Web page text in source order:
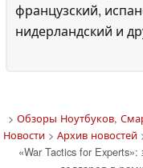
французский,
нидерландский и
> Обзоры Ноутбуков,
Новости> Архив новостей
«War Tactics for Experts»: